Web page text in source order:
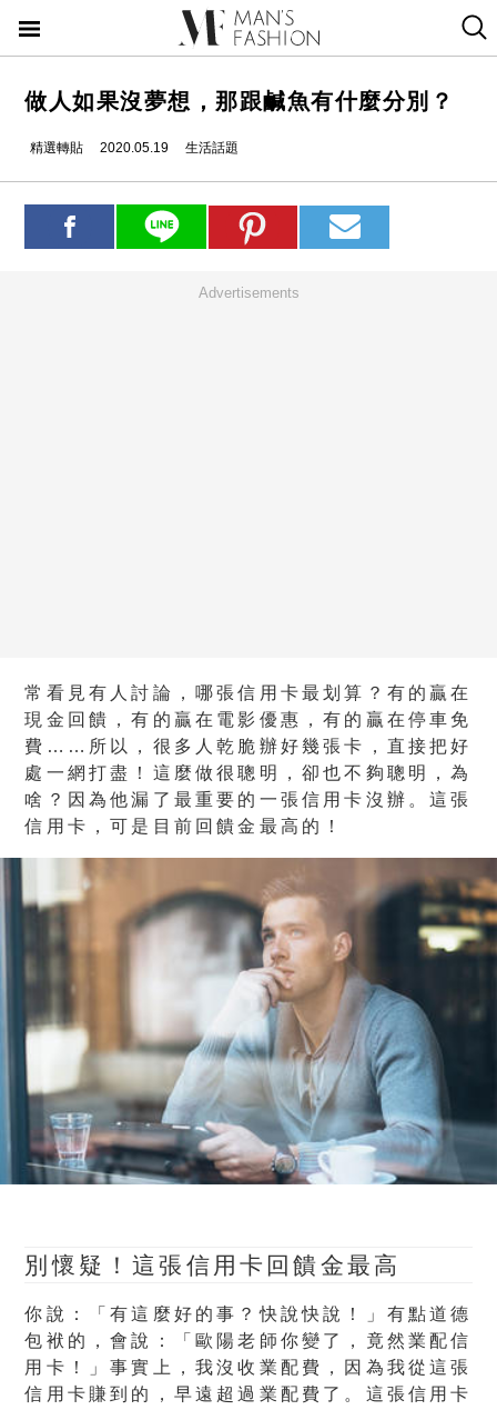
做人如果沒夢想，那跟鹹魚有什麼分別？
精選轉貼 2020.05.19 生活話題
Advertisements
常看見有人討論，哪張信用卡最划算？有的贏在
現金回饋，有的贏在電影優惠，有的贏在停車免
費……所以，很多人乾脆辦好幾張卡，直接把好
處一網打盡！這麼做很聰明，卻也不夠聰明，為
啥？因為他漏了最重要的一張信用卡沒辦。這張
信用卡，可是目前回饋金最高的！
別懷疑！這張信用卡回饋金最高
你說：「有這麼好的事？快說快說！」有點道德
包袱的，會說：「歐陽老師你變了，竟然業配信
用卡！」事實上，我沒收業配費，因為我從這張
信用卡賺到的，早遠超過業配費了。這張信用卡